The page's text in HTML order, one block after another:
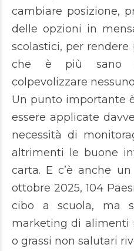
cambiare posizione,
delle opzioni in
scolastici, per
che è più sano
colpevolizzare
Un punto importante
essere applicate
necessità di
altrimenti le buone
carta. E c’è anche
ottobre 2025, 104
cibo a scuola, ma
marketing di alimenti
o grassi non salutari